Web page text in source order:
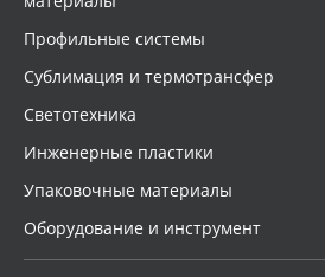
Профильные системы
Сублимация и термотрансфер
Светотехника
Инженерные пластики
Упаковочные материалы
Оборудование и инструмент